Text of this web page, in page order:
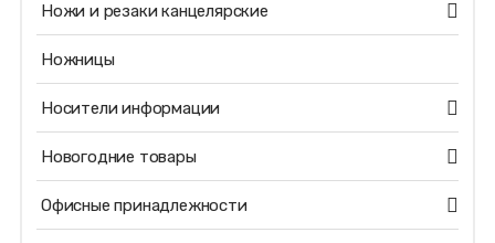
Ножи и резаки канцелярские
Ножницы
Носители информации
Новогодние товары
Офисные принадлежности